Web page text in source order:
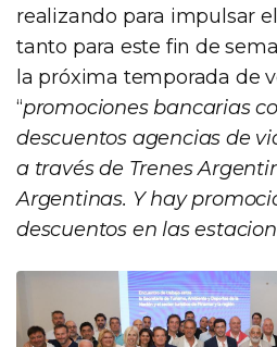
realizando para impulsar
tanto para este fin de
la próxima temporada de
“promociones bancarias
descuentos agencias de
a través de Trenes
Argentinas. Y hay
descuentos en las